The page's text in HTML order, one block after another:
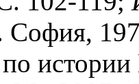
София,